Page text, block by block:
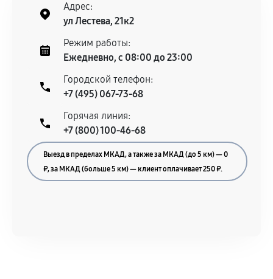
Адрес:
ул Лестева, 21к2
Режим работы:
Ежедневно, с 08:00 до 23:00
Городской телефон:
+7 (495) 067-73-68
Горячая линия:
+7 (800) 100-46-68
Выезд в пределах МКАД, а также за МКАД (до 5 км) — 0
₽, за МКАД (больше 5 км) — клиент оплачивает 250 ₽.